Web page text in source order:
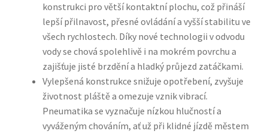
konstrukci pro větší kontaktní plochu, což přináší
lepší přilnavost, přesné ovládání a vyšší stabilitu ve
všech rychlostech. Díky nové technologii v odvodu
vody se chová spolehlivě i na mokrém povrchu a
zajišťuje jisté brzdění a hladký průjezd zatáčkami.
Vylepšená konstrukce snižuje opotřebení, zvyšuje
životnost pláště a omezuje vznik vibrací.
Pneumatika se vyznačuje nízkou hlučností a
vyváženým chováním, ať už při klidné jízdě městem